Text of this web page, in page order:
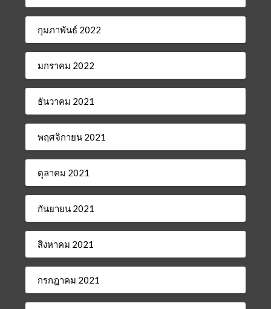
กุมภาพันธ์ 2022
มกราคม 2022
ธันวาคม 2021
พฤศจิกายน 2021
ตุลาคม 2021
กันยายน 2021
สิงหาคม 2021
กรกฎาคม 2021